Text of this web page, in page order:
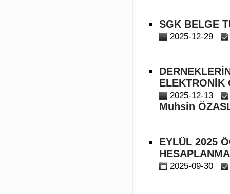
SGK BELGE
2025-12-29
ELEKTRONİK
2025-12-13
Muhsin
EYLÜL 2025
2025-09-30